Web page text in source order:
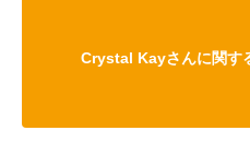
Crystal Kayさんに関す